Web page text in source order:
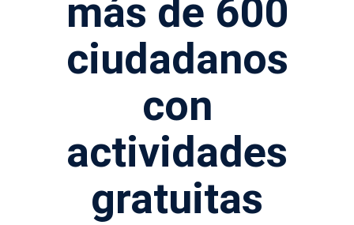
más de 600
ciudadanos
con
actividades
gratuitas